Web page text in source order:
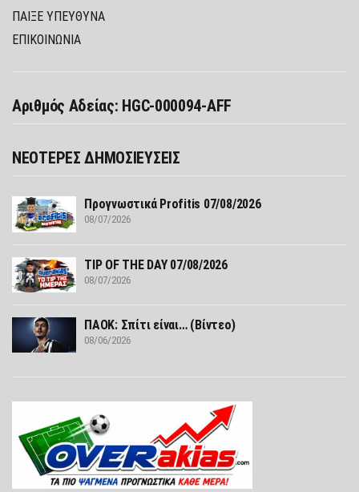
ΠΑΊΞΕ ΥΠΕΎΘΥΝΑ
ΕΠΙΚΟΙΝΩΝΙΑ
Αριθμός Αδείας: HGC-000094-AFF
ΝΕΟΤΕΡΕΣ ΔΗΜΟΣΙΕΥΣΕΙΣ
Προγνωστικά Profitis 07/08/2026
08/07/2026
TIP OF THE DAY 07/08/2026
08/07/2026
ΠΑΟΚ: Σπίτι είναι… (Βίντεο)
08/06/2026